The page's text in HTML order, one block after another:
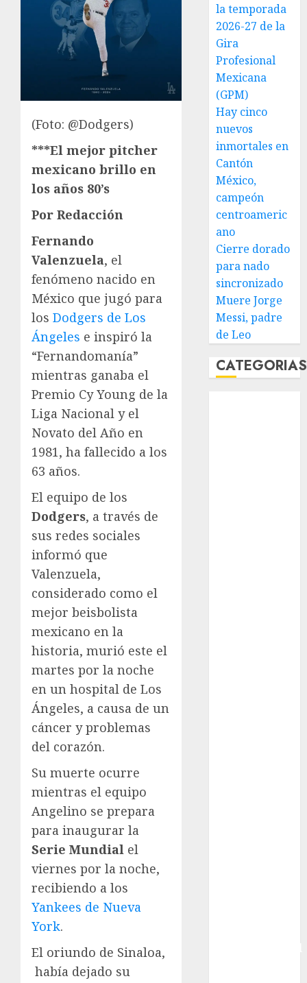
(Foto: @Dodgers)
***El mejor pitcher
mexicano brillo en
los años 80’s
Por Redacción
Fernando
Valenzuela, el
fenómeno nacido en
México que jugó para
los Dodgers de Los
Ángeles e inspiró la
“Fernandomanía”
mientras ganaba el
Premio Cy Young de la
Liga Nacional y el
Novato del Año en
1981, ha fallecido a los
63 años.
El equipo de los
Dodgers, a través de
sus redes sociales
informó que
Valenzuela,
considerado como el
mejor beisbolista
mexicano en la
historia, murió este el
martes por la noche
en un hospital de Los
Ángeles, a causa de un
cáncer y problemas
del corazón.
Su muerte ocurre
mientras el equipo
Angelino se prepara
para inaugurar la
Serie Mundial el
viernes por la noche,
recibiendo a los
Yankees de Nueva
York.
El oriundo de Sinaloa,
había dejado su
la temporada
2026-27 de la
Gira
Profesional
Mexicana
(GPM)
Hay cinco
nuevos
inmortales en
Cantón
México,
campeón
centroameric
ano
Cierre dorado
para nado
sincronizado
Muere Jorge
Messi, padre
de Leo
CATEGORIAS